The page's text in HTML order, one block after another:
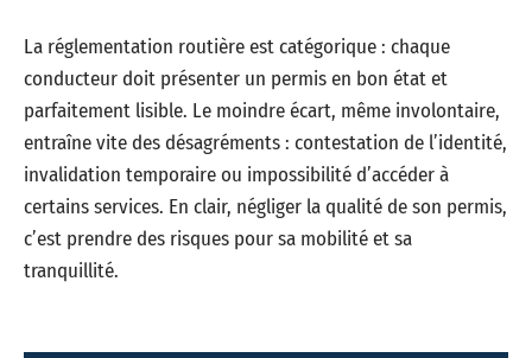
La réglementation routière est catégorique : chaque
conducteur doit présenter un permis en bon état et
parfaitement lisible. Le moindre écart, même involontaire,
entraîne vite des désagréments : contestation de l’identité,
invalidation temporaire ou impossibilité d’accéder à
certains services. En clair, négliger la qualité de son permis,
c’est prendre des risques pour sa mobilité et sa
tranquillité.